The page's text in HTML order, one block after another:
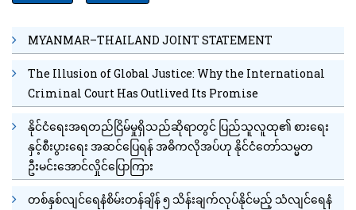
MYANMAR–THAILAND JOINT STATEMENT
The Illusion of Global Justice: Why the International
Criminal Court Has Outlived Its Promise
နိုင်ငံရေးအရတည်ငြိမ်မှုရှိသည်ဆိုရာတွင် ပြည်သူလူထု၏ စားရေး
နှင့်စီးပွားရေး အဆင်ပြေရန် အဓိကလိုအပ်ဟု နိုင်ငံတော်သမ္မတ
ဦးမင်းအောင်လှိုင်ပြောကြား
တစ်နှစ်လျင်ရေနံစိမ်းတန်ချိန် ၅ သိန်းချက်လုပ်နိုင်မည့် သံလျင်ရေနံ